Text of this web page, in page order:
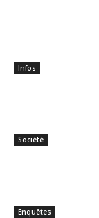
Infos
Société
Enquêtes